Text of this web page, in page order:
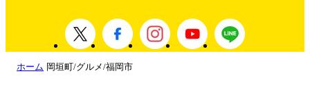
ホーム 岡垣町/グルメ/福岡市